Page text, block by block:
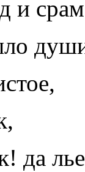
и
да